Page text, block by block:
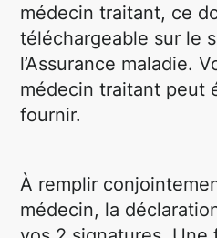
médecin traitant, ce
téléchargeable sur le
l’Assurance maladie.
médecin traitant peut
fournir.
À remplir
médecin, la